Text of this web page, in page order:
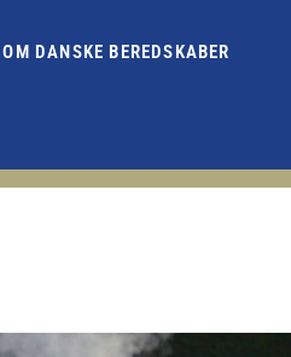
OM DANSKE BEREDSKABER